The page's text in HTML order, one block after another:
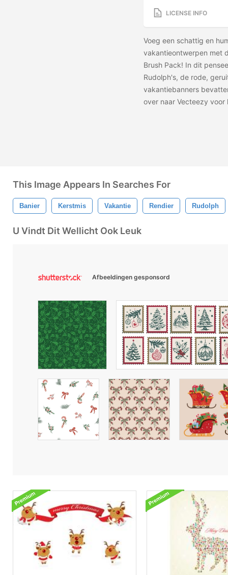
LICENSE INFO
Voeg een schattig en
vakantieontwerpen met
Brush Pack! In dit
Rudolph's, de rode,
vakantiebanners
over naar Vecteezy
This Image Appears In Searches For
Banier Kerstmis Vakantie Rendier Rudolph
U Vindt Dit Wellicht Ook Leuk
Afbeeldingen gesponsord